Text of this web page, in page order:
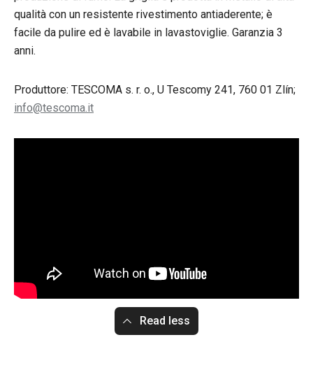
qualità con un resistente rivestimento antiaderente; è
facile da pulire ed è lavabile in lavastoviglie. Garanzia 3
anni.
Produttore: TESCOMA s. r. o., U Tescomy 241, 760 01 Zlín;
info@tescoma.it
Read less